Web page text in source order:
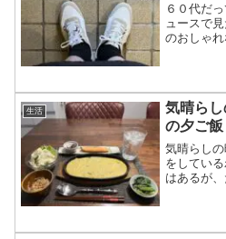
６０代だ
ュースで
のおしゃれ
生活
気晴らし
の夕ご飯
気晴らし
をしてい
はあるが